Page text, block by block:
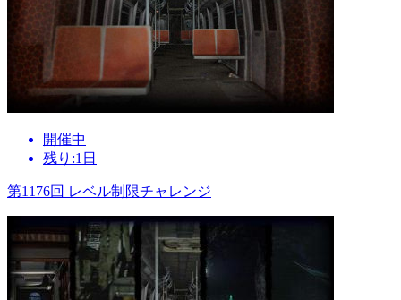
開催中
残り:1日
第1176回 レベル制限チャレンジ